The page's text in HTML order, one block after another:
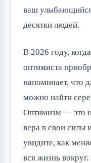
ваш
десятки людей.
В 2026 году,
оптимиста
напоминает, что
можно найти
Оптимизм — это
вера в свои силы
увидите, как
вся жизнь